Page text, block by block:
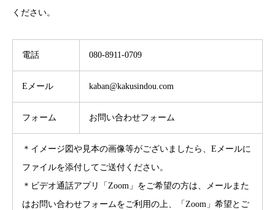
ください。
電話 080-8911-0709
Eメール kaban@kakusindou.com
フォーム お問い合わせフォーム
＊イメージ図や見本の画像等がございましたら、Eメールに
ファイルを添付してご送付ください。
＊ビデオ通話アプリ「Zoom」をご希望の方は、メールまた
はお問い合わせフォームをご利用の上、「Zoom」希望とご